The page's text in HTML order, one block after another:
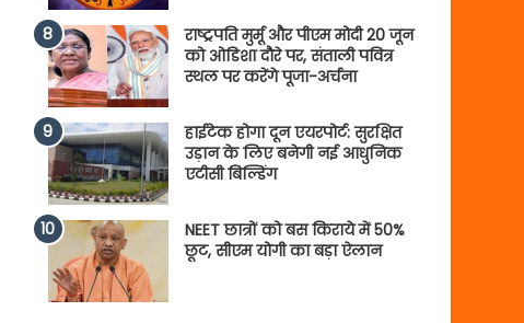
राष्ट्रपति मुर्मू और पीएम मोदी 20 जून
को ओडिशा दौरे पर, संताली पवित्र
स्थल पर करेंगे पूजा-अर्चना
हाईटेक होगा दून एयरपोर्ट: सुरक्षित
उड़ान के लिए बनेगी नई आधुनिक
एटीसी बिल्डिंग
NEET छात्रों को बस किराये में 50%
छूट, सीएम योगी का बड़ा ऐलान